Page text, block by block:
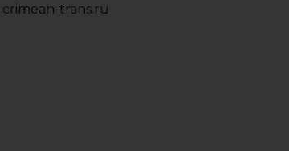
crimean-trans.ru